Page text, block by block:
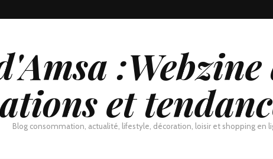
et
Blog consommation, actualité, lifestyle, décoration, loisir et shopping en